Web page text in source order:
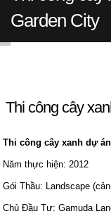
Garden City
Thi công cây
Thi công cây xanh dự
Năm thực hiện: 2012
Gói Thầu: Landscape
Chủ Đầu Tư: Gamuda